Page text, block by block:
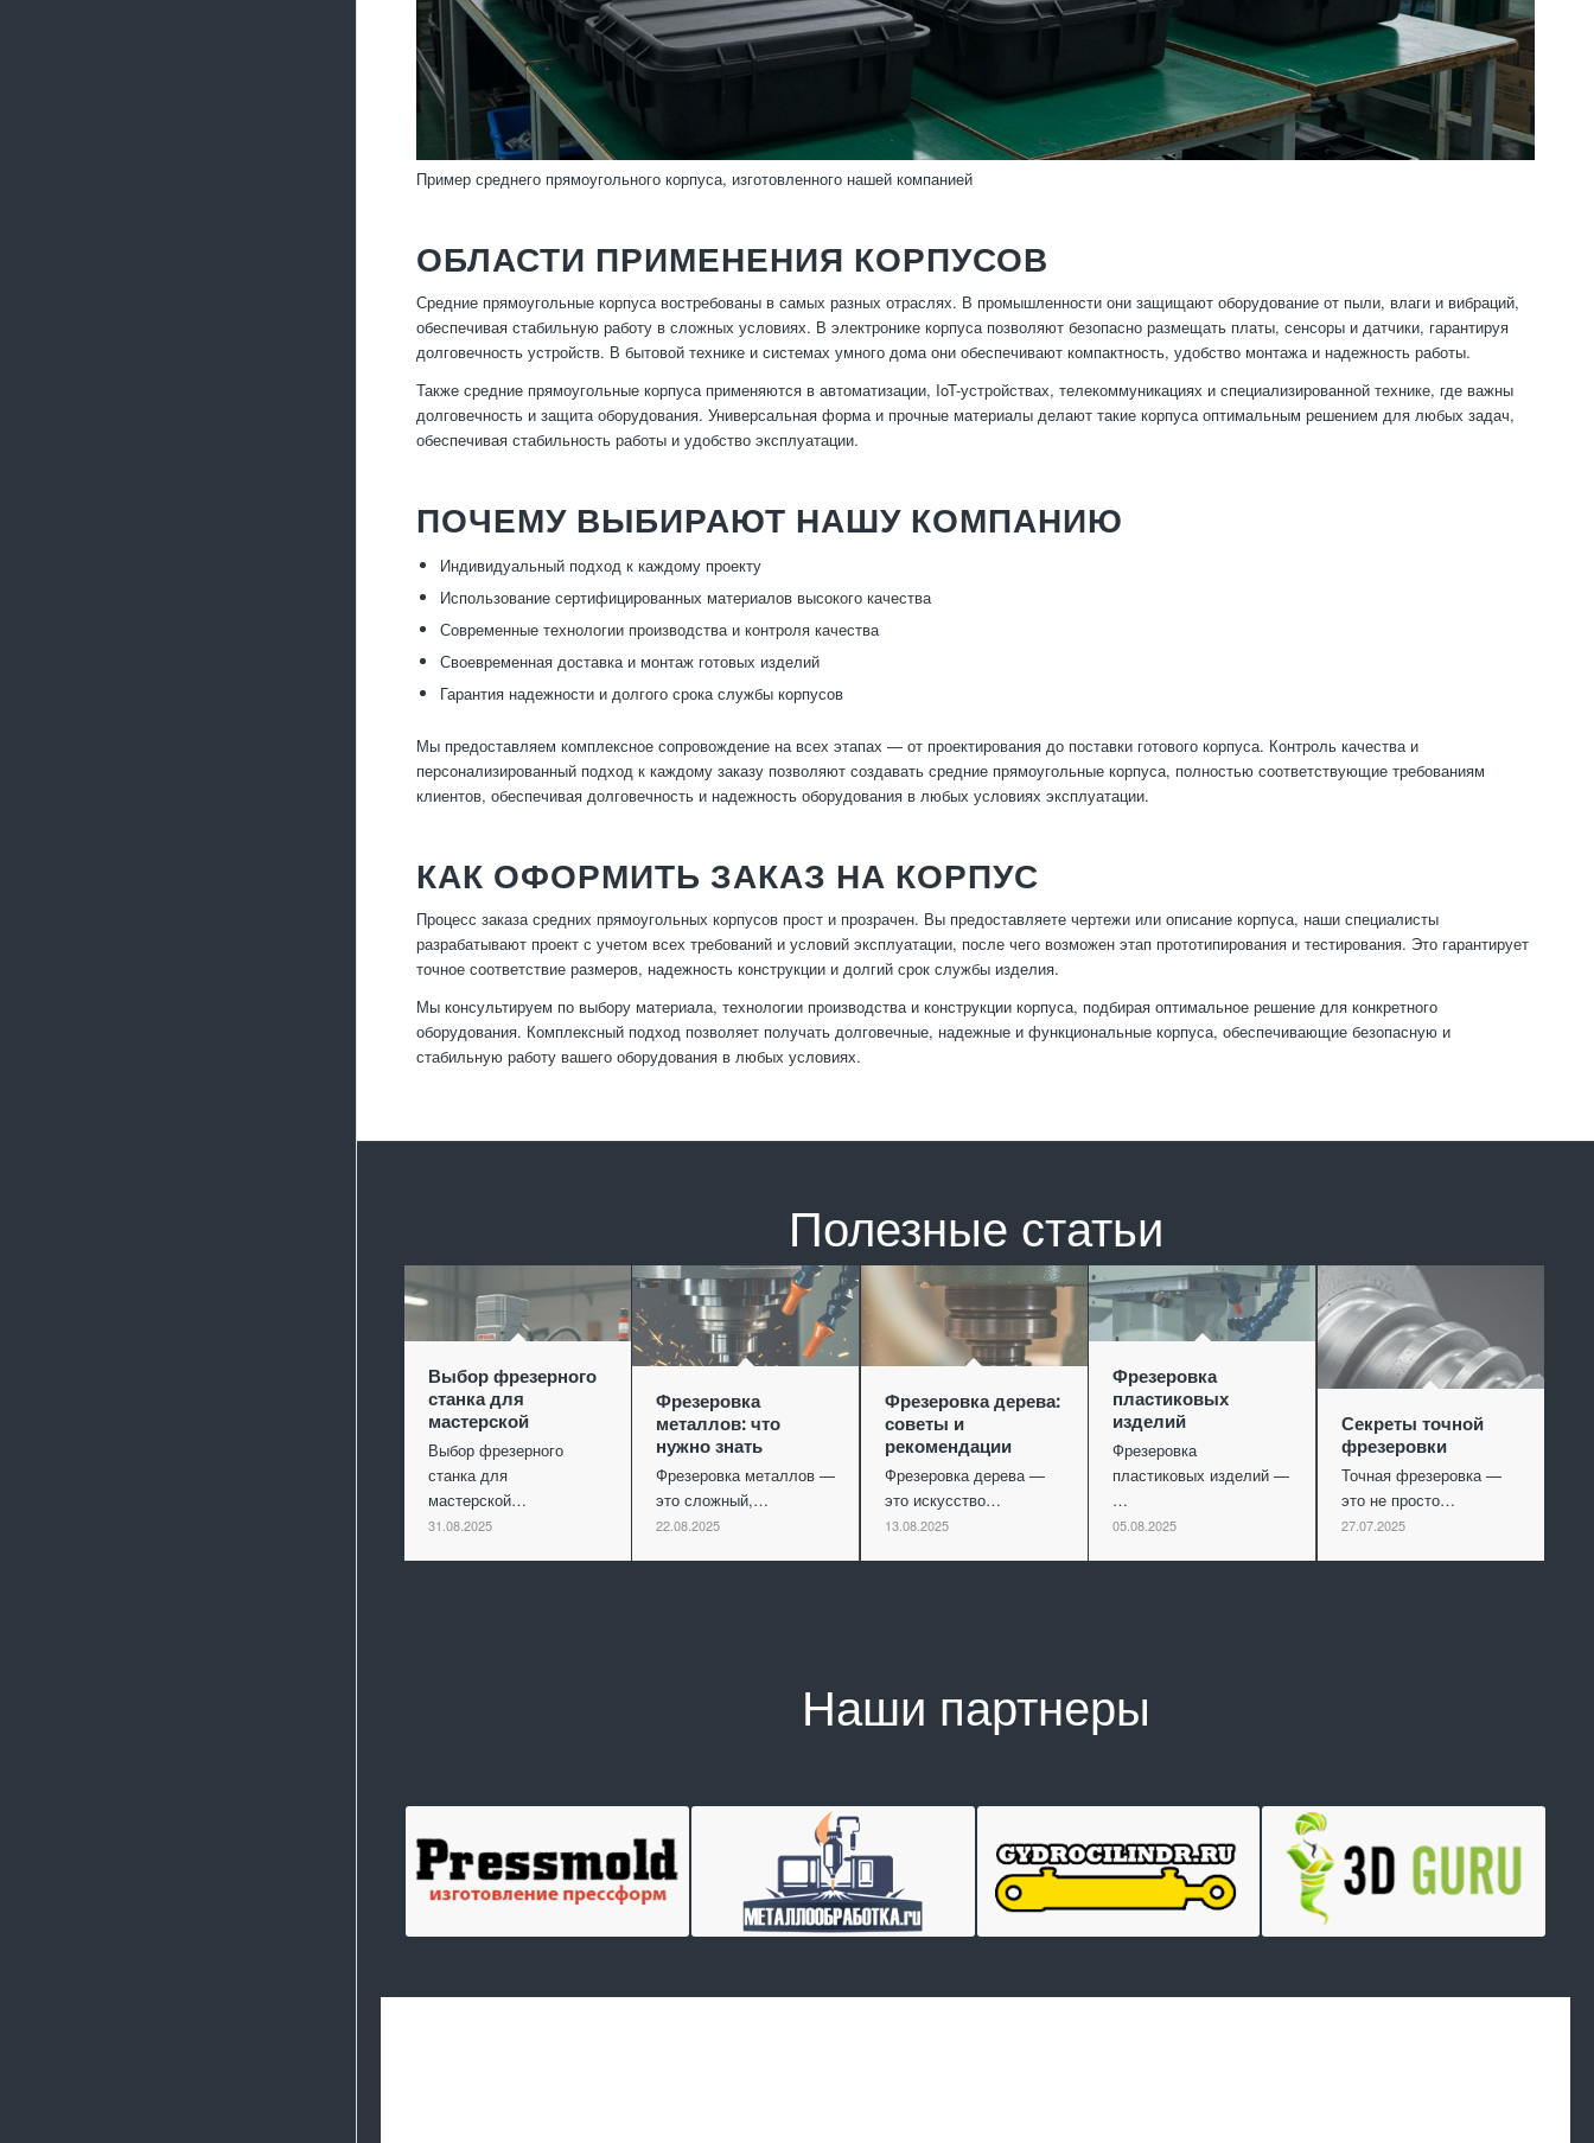
Пример среднего прямоугольного корпуса, изготовленного нашей компанией
ОБЛАСТИ ПРИМЕНЕНИЯ КОРПУСОВ
Средние прямоугольные корпуса востребованы в самых разных отраслях. В промышленности они защищают оборудование от пыли, влаги и вибраций,
обеспечивая стабильную работу в сложных условиях. В электронике корпуса позволяют безопасно размещать платы, сенсоры и датчики, гарантируя
долговечность устройств. В бытовой технике и системах умного дома они обеспечивают компактность, удобство монтажа и надежность работы.
Также средние прямоугольные корпуса применяются в автоматизации, IoT-устройствах, телекоммуникациях и специализированной технике, где важны
долговечность и защита оборудования. Универсальная форма и прочные материалы делают такие корпуса оптимальным решением для любых задач,
обеспечивая стабильность работы и удобство эксплуатации.
ПОЧЕМУ ВЫБИРАЮТ НАШУ КОМПАНИЮ
Индивидуальный подход к каждому проекту
Использование сертифицированных материалов высокого качества
Современные технологии производства и контроля качества
Своевременная доставка и монтаж готовых изделий
Гарантия надежности и долгого срока службы корпусов
Мы предоставляем комплексное сопровождение на всех этапах — от проектирования до поставки готового корпуса. Контроль качества и
персонализированный подход к каждому заказу позволяют создавать средние прямоугольные корпуса, полностью соответствующие требованиям
клиентов, обеспечивая долговечность и надежность оборудования в любых условиях эксплуатации.
КАК ОФОРМИТЬ ЗАКАЗ НА КОРПУС
Процесс заказа средних прямоугольных корпусов прост и прозрачен. Вы предоставляете чертежи или описание корпуса, наши специалисты
разрабатывают проект с учетом всех требований и условий эксплуатации, после чего возможен этап прототипирования и тестирования. Это гарантирует
точное соответствие размеров, надежность конструкции и долгий срок службы изделия.
Мы консультируем по выбору материала, технологии производства и конструкции корпуса, подбирая оптимальное решение для конкретного
оборудования. Комплексный подход позволяет получать долговечные, надежные и функциональные корпуса, обеспечивающие безопасную и
стабильную работу вашего оборудования в любых условиях.
Полезные статьи
Выбор фрезерного
станка для
мастерской
Выбор фрезерного
станка для
мастерской…
31.08.2025
Фрезеровка
металлов: что
нужно знать
Фрезеровка металлов —
это сложный,…
22.08.2025
Фрезеровка дерева:
советы и
рекомендации
Фрезеровка дерева —
это искусство…
13.08.2025
Фрезеровка
пластиковых
изделий
Фрезеровка
пластиковых изделий —
…
05.08.2025
Секреты точной
фрезеровки
Точная фрезеровка —
это не просто…
27.07.2025
Наши партнеры